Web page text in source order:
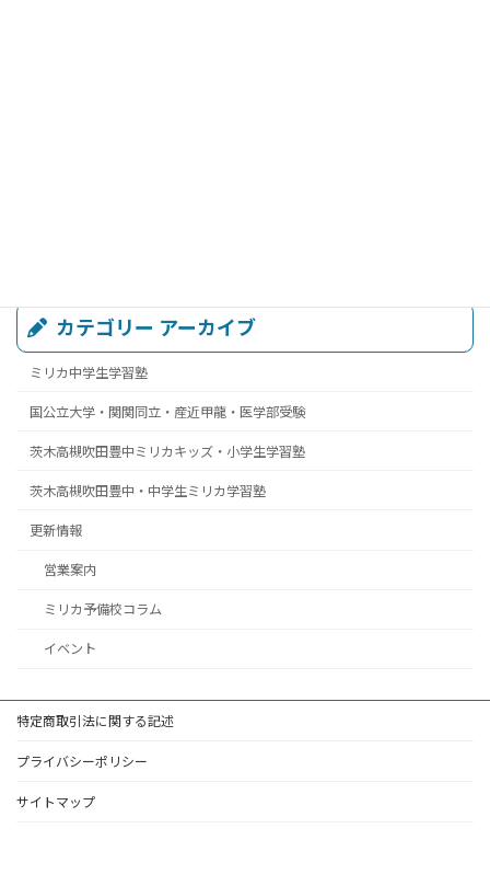
カテゴリー アーカイブ
ミリカ中学生学習塾
国公立大学・関関同立・産近甲龍・医学部受験
茨木高槻吹田豊中ミリカキッズ・小学生学習塾
茨木高槻吹田豊中・中学生ミリカ学習塾
更新情報
営業案内
ミリカ予備校コラム
イベント
特定商取引法に関する記述
プライバシーポリシー
サイトマップ